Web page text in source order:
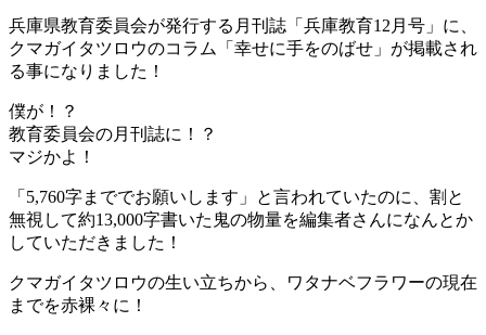
兵庫県教育委員会が発行する月刊誌「兵庫教育12月号」に、
クマガイタツロウのコラム「幸せに手をのばせ」が掲載され
る事になりました！
僕が！？
教育委員会の月刊誌に！？
マジかよ！
「5,760字まででお願いします」と言われていたのに、割と
無視して約13,000字書いた鬼の物量を編集者さんになんとか
していただきました！
クマガイタツロウの生い立ちから、ワタナベフラワーの現在
までを赤裸々に！